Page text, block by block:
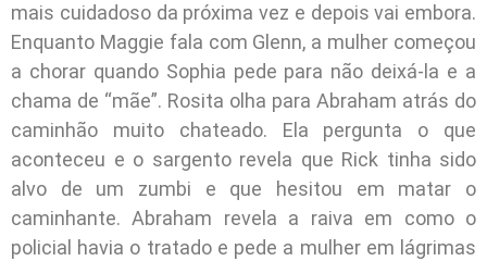
mais cuidadoso da próxima vez e depois vai embora.
Enquanto Maggie fala com Glenn, a mulher começou
a chorar quando Sophia pede para não deixá-la e a
chama de “mãe”. Rosita olha para Abraham atrás do
caminhão muito chateado. Ela pergunta o que
aconteceu e o sargento revela que Rick tinha sido
alvo de um zumbi e que hesitou em matar o
caminhante. Abraham revela a raiva em como o
policial havia o tratado e pede a mulher em lágrimas